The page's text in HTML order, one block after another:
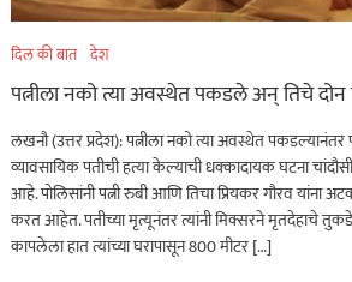
दिल की बात देश
पत्नीला नको त्या अवस्थेत पकडले अन् तिचे
लखनौ (उत्तर प्रदेश): पत्नीला नको त्या अवस्थेत पकडल्यानंतर
व्यावसायिक पतीची हत्या केल्याची धक्कादायक घटना
आहे. पोलिसांनी पत्नी रुबी आणि तिचा प्रियकर गौरव यांना
करत आहेत. पतीच्या मृत्यूनंतर त्यांनी मिक्सरने मृतदेहाचे
कापलेला हात त्यांच्या घरापासून 800 मीटर […]